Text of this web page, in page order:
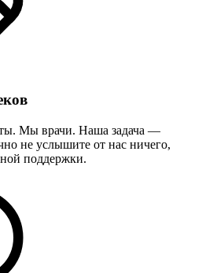
Мы врачи. Наша задача —
не услышите от нас ничего,
поддержки.